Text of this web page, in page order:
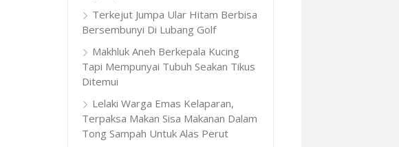
Terkejut Jumpa Ular Hitam Berbisa
Bersembunyi Di Lubang Golf
Makhluk Aneh Berkepala Kucing
Tapi Mempunyai Tubuh Seakan Tikus
Ditemui
Lelaki Warga Emas Kelaparan,
Terpaksa Makan Sisa Makanan Dalam
Tong Sampah Untuk Alas Perut